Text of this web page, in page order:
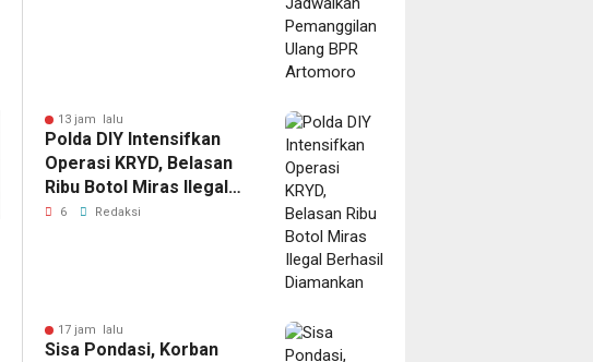
13 jam lalu
Polda DIY Intensifkan
Operasi KRYD, Belasan
Ribu Botol Miras Ilegal
Berhasil Diamankan
6 Redaksi
17 jam lalu
Sisa Pondasi, Korban